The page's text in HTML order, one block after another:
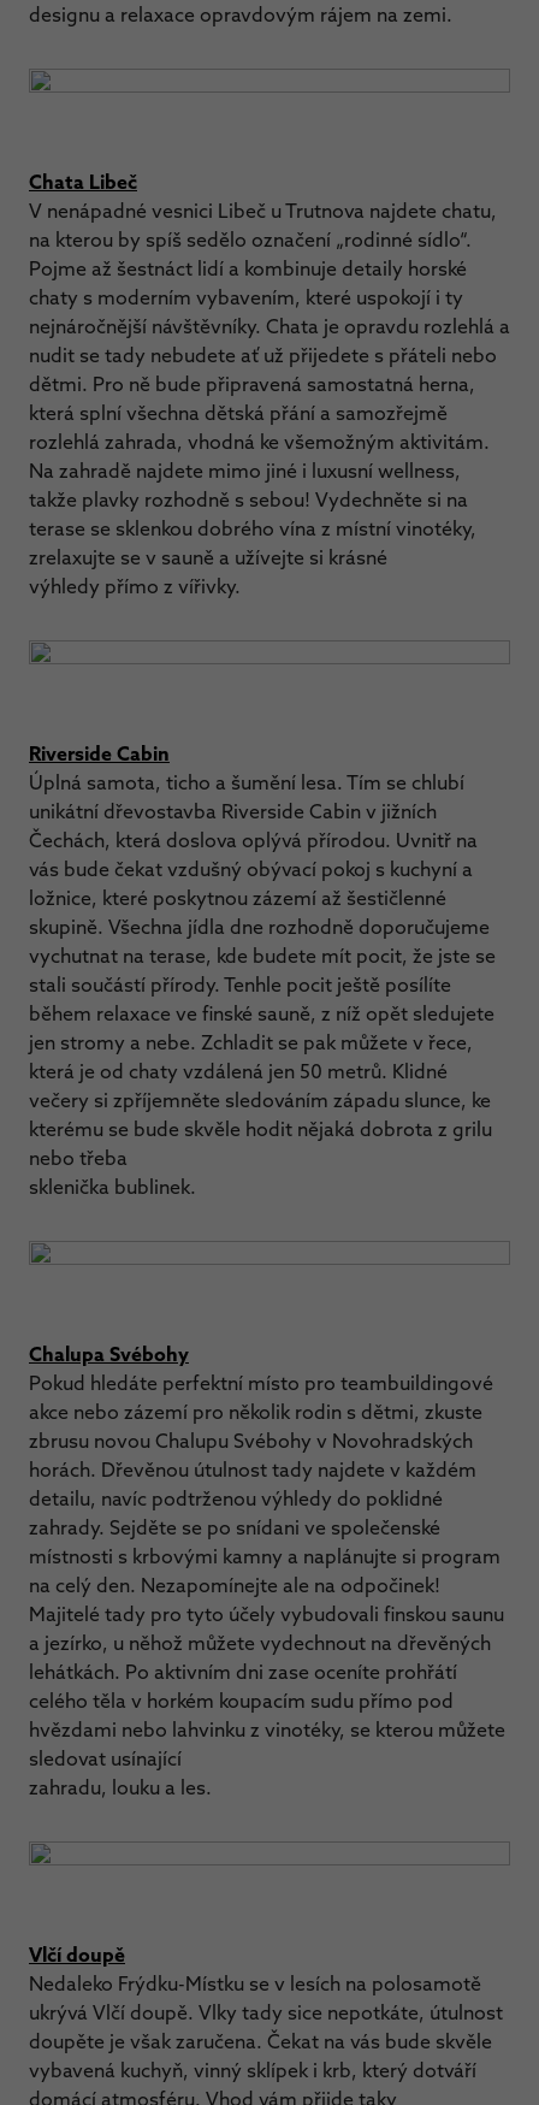
designu a relaxace opravdovým rájem na zemi.
Chata Libeč
V nenápadné vesnici Libeč u Trutnova najdete chatu,
na kterou by spíš sedělo označení „rodinné sídlo“.
Pojme až šestnáct lidí a kombinuje detaily horské
chaty s moderním vybavením, které uspokojí i ty
nejnáročnější návštěvníky. Chata je opravdu rozlehlá a
nudit se tady nebudete ať už přijedete s přáteli nebo
dětmi. Pro ně bude připravená samostatná herna,
která splní všechna dětská přání a samozřejmě
rozlehlá zahrada, vhodná ke všemožným aktivitám.
Na zahradě najdete mimo jiné i luxusní wellness,
takže plavky rozhodně s sebou! Vydechněte si na
terase se sklenkou dobrého vína z místní vinotéky,
zrelaxujte se v sauně a užívejte si krásné
výhledy přímo z vířivky.
Riverside Cabin
Úplná samota, ticho a šumění lesa. Tím se chlubí
unikátní dřevostavba Riverside Cabin v jižních
Čechách, která doslova oplývá přírodou. Uvnitř na
vás bude čekat vzdušný obývací pokoj s kuchyní a
ložnice, které poskytnou zázemí až šestičlenné
skupině. Všechna jídla dne rozhodně doporučujeme
vychutnat na terase, kde budete mít pocit, že jste se
stali součástí přírody. Tenhle pocit ještě posílíte
během relaxace ve finské sauně, z níž opět sledujete
jen stromy a nebe. Zchladit se pak můžete v řece,
která je od chaty vzdálená jen 50 metrů. Klidné
večery si zpříjemněte sledováním západu slunce, ke
kterému se bude skvěle hodit nějaká dobrota z grilu
nebo třeba
sklenička bublinek.
Chalupa Svébohy
Pokud hledáte perfektní místo pro teambuildingové
akce nebo zázemí pro několik rodin s dětmi, zkuste
zbrusu novou Chalupu Svébohy v Novohradských
horách. Dřevěnou útulnost tady najdete v každém
detailu, navíc podtrženou výhledy do poklidné
zahrady. Sejděte se po snídani ve společenské
místnosti s krbovými kamny a naplánujte si program
na celý den. Nezapomínejte ale na odpočinek!
Majitelé tady pro tyto účely vybudovali finskou saunu
a jezírko, u něhož můžete vydechnout na dřevěných
lehátkách. Po aktivním dni zase oceníte prohřátí
celého těla v horkém koupacím sudu přímo pod
hvězdami nebo lahvinku z vinotéky, se kterou můžete
sledovat usínající
zahradu, louku a les.
Vlčí doupě
Nedaleko Frýdku-Místku se v lesích na polosamotě
ukrývá Vlčí doupě. Vlky tady sice nepotkáte, útulnost
doupěte je však zaručena. Čekat na vás bude skvěle
vybavená kuchyň, vinný sklípek i krb, který dotváří
domácí atmosféru. Vhod vám přijde taky